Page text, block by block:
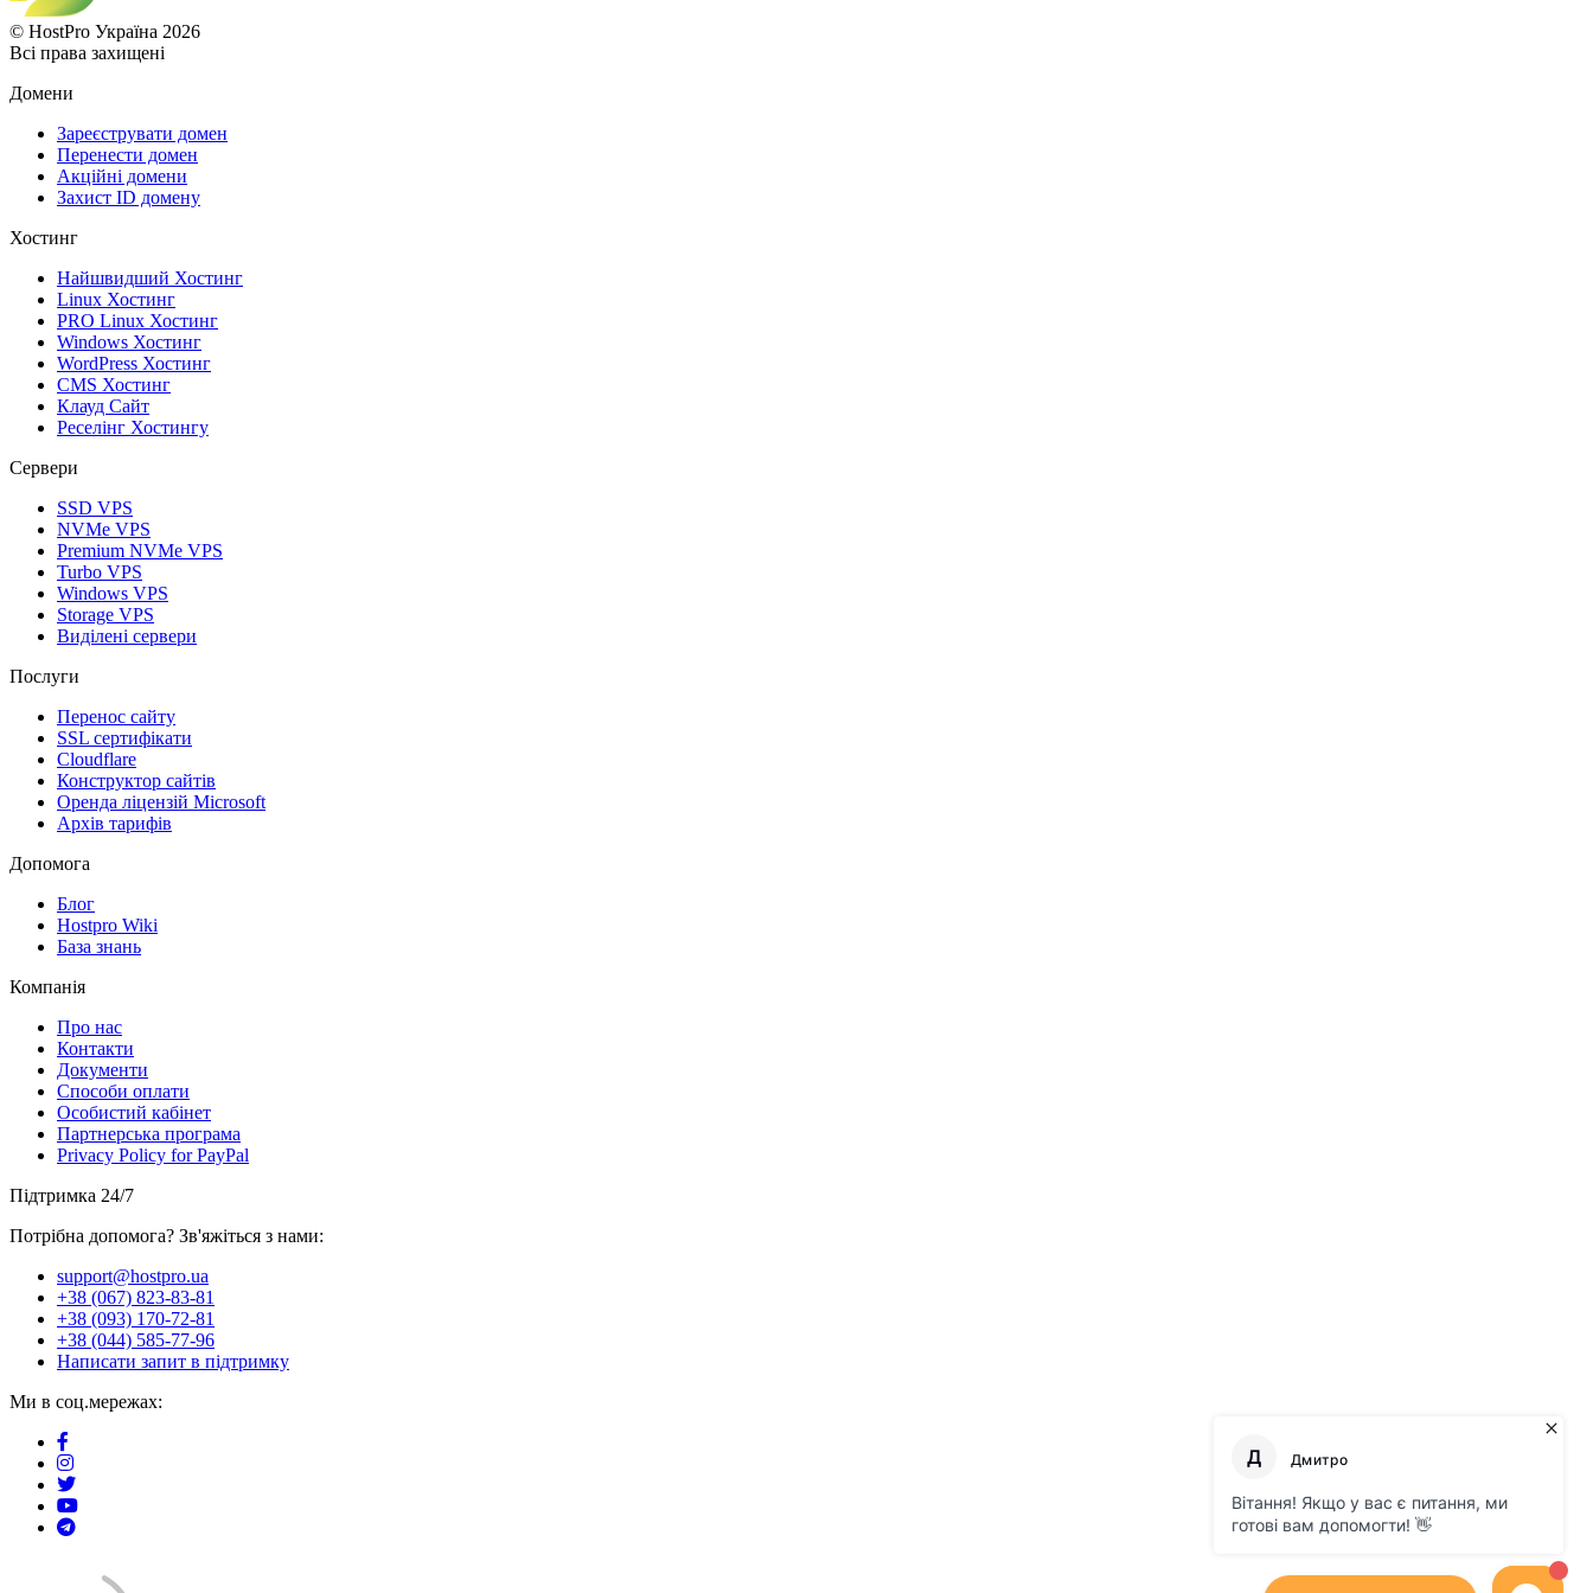
© HostPro Україна 2026
Всі права захищені
Домени
Зареєструвати домен
Перенести домен
Акційні домени
Захист ID домену
Хостинг
Найшвидший Хостинг
Linux Хостинг
PRO Linux Хостинг
Windows Хостинг
WordPress Хостинг
CMS Хостинг
Клауд Сайт
Реселінг Хостингу
Сервери
SSD VPS
NVMe VPS
Premium NVMe VPS
Turbo VPS
Windows VPS
Storage VPS
Виділені сервери
Послуги
Перенос сайту
SSL сертифікати
Clоudflare
Конструктор сайтів
Оренда ліцензій Microsoft
Архів тарифів
Допомога
Блог
Hostpro Wiki
База знань
Компанія
Про нас
Контакти
Документи
Способи оплати
Особистий кабінет
Партнерська програма
Privacy Policy for PayPal
Підтримка 24/7
Потрібна допомога? Зв'яжіться з нами:
support@hostpro.ua
+38 (067) 823-83-81
+38 (093) 170-72-81
+38 (044) 585-77-96
Написати запит в підтримку
Ми в соц.мережах: